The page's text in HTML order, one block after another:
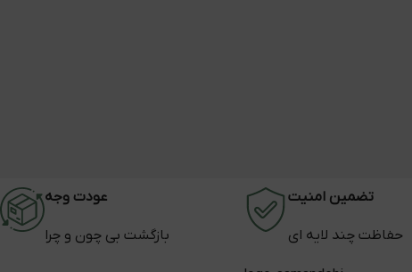
تضمین امنیت
حفاظت چند لایه ای
عودت وجه
بازگشت بی چون و چرا